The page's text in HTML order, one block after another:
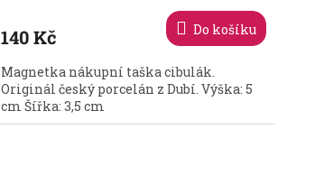
140 Kč Do košíku
Magnetka nákupní taška cibulák.
Originál český porcelán z Dubí. Výška: 5
cm Šířka: 3,5 cm